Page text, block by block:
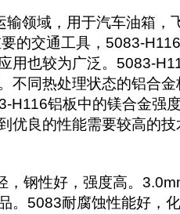
域，用于汽车油箱，
的交通工具，5083-
用也较为广泛。5083-
不同热处理状态的铝合
铝板中的镁合金强
优良的性能需要较高的
性好，强度高。
5083耐腐蚀性能好，